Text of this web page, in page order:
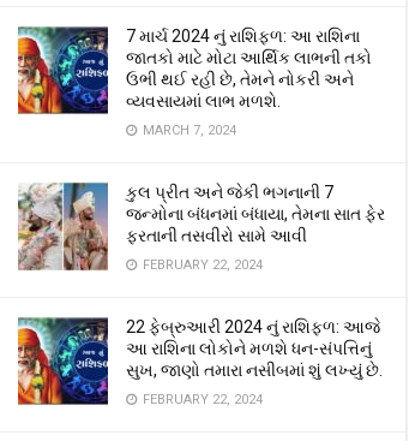
7 માર્ચ 2024 નું રાશિફળ: આ રાશિના
જાતકો માટે મોટા આર્થિક લાભની તકો
ઉભી થઈ રહી છે, તેમને નોકરી અને
વ્યવસાયમાં લાભ મળશે.
MARCH 7, 2024
કુલ પ્રીત અને જેકી ભગનાની 7
જન્મોના બંધનમાં બંધાયા, તેમના સાત ફેર
ફરતાની તસવીરો સામે આવી
FEBRUARY 22, 2024
22 ફેબ્રુઆરી 2024 નું રાશિફળ: આજે
આ રાશિના લોકોને મળશે ધન-સંપત્તિનું
સુખ, જાણો તમારા નસીબમાં શું લખ્યું છે.
FEBRUARY 22, 2024